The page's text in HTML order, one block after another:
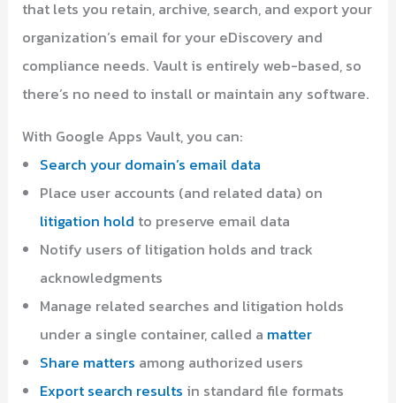
that lets you retain, archive, search, and export your
organization’s email for your eDiscovery and
compliance needs. Vault is entirely web-based, so
there’s no need to install or maintain any software.
With Google Apps Vault, you can:
Search your domain’s email data
Place user accounts (and related data) on
litigation hold to preserve email data
Notify users of litigation holds and track
acknowledgments
Manage related searches and litigation holds
under a single container, called a matter
Share matters among authorized users
Export search results in standard file formats